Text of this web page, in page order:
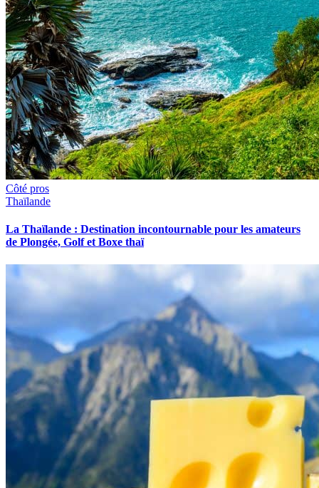
Côté pros
Thaïlande
La Thaïlande : Destination incontournable pour les amateurs
de Plongée, Golf et Boxe thaï